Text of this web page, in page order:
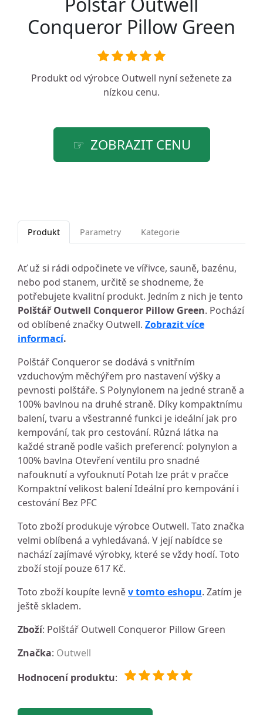
Conqueror Pillow Green
Produkt od výrobce Outwell nyní seženete za
nízkou cenu.
ZOBRAZIT CENU
Produkt Parametry Kategorie
Ať už si rádi odpočinete ve vířivce, sauně, bazénu,
nebo pod stanem, určitě se shodneme, že
potřebujete kvalitní produkt. Jedním z nich je tento
Polštář Outwell Conqueror Pillow Green. Pochází
od oblíbené značky Outwell. Zobrazit více
informací.
Polštář Conqueror se dodává s vnitřním
vzduchovým měchýřem pro nastavení výšky a
pevnosti polštáře. S Polynylonem na jedné straně a
100% bavlnou na druhé straně. Díky kompaktnímu
balení, tvaru a všestranné funkci je ideální jak pro
kempování, tak pro cestování. Různá látka na
každé straně podle vašich preferencí: polynylon a
100% bavlna Otevření ventilu pro snadné
nafouknutí a vyfouknutí Potah lze prát v pračce
Kompaktní velikost balení Ideální pro kempování i
cestování Bez PFC
Toto zboží produkuje výrobce Outwell. Tato značka
velmi oblíbená a vyhledávaná. V její nabídce se
nachází zajímavé výrobky, které se vždy hodí. Toto
zboží stojí pouze 617 Kč.
Toto zboží koupíte levněv tomto eshopu. Zatím je
ještě skladem.
Zboží: Polštář Outwell Conqueror Pillow Green
Značka: Outwell
Hodnocení produktu: